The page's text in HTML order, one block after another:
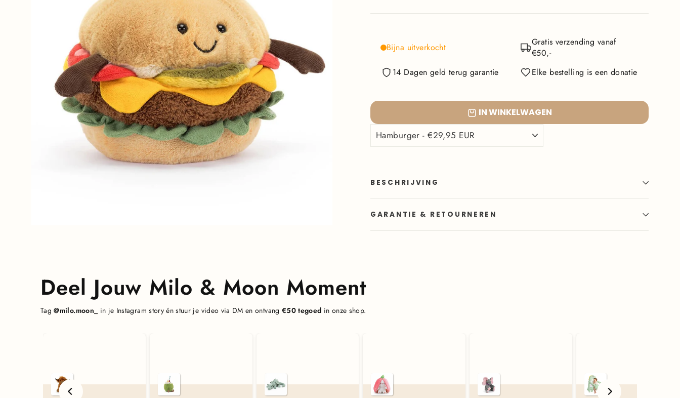
Bijna uitverkocht
Gratis verzending vanaf
€50,-
14 Dagen geld terug garantie
Elke bestelling is een donatie
IN WINKELWAGEN
BESCHRIJVING
GARANTIE & RETOURNEREN
Deel Jouw Milo & Moon Moment
Tag@milo.moon_ in je Instagram story én stuur je video via DM en ontvang €50 tegoed in onze shop.